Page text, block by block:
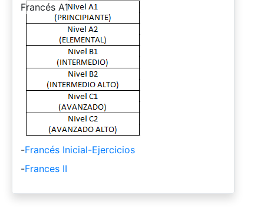
-
Francés A1
-Francés Inicial-Ejercicios
-Frances II